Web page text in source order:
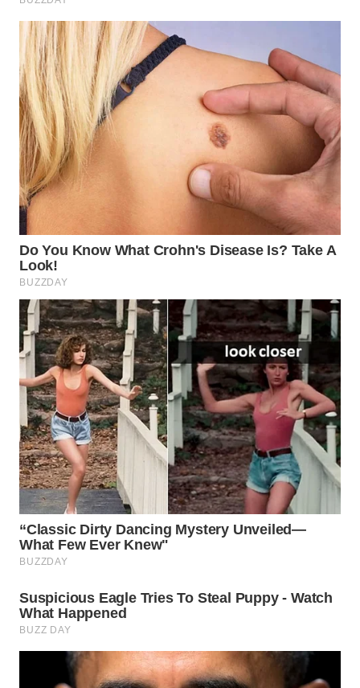
WN
SUKABUMI
WN
PURWAKARTA
WN
PRIANGAN
TIMUR
WN
SOLO
WN
BOROBUDUR
WN
MADURA
WN
SURABAYA
WN
NATUNA
WN
WN
MANDALIKA
WN